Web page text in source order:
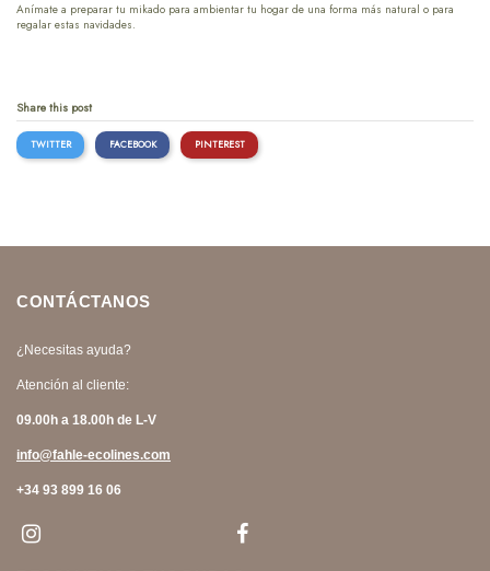
Anímate a preparar tu mikado para ambientar tu hogar de una forma más natural o para
regalar estas navidades.
Share this post
TWITTER FACEBOOK PINTEREST
CONTÁCTANOS
¿Necesitas ayuda?
Atención al cliente:
09.00h a 18.00h de L-V
info@fahle-ecolines.com
+34 93 899 16 06